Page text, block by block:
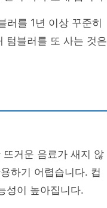
러를 1년 이상 꾸준히
텀블러를 또 사는 것은
거운 음료가 새지 않
하기 어렵습니다. 컵
성이 높아집니다.